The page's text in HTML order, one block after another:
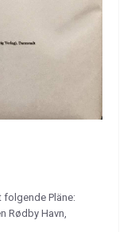
folgende Pläne:
Rødby Havn,